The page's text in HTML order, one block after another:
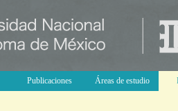
Publicaciones Áreas de estudio